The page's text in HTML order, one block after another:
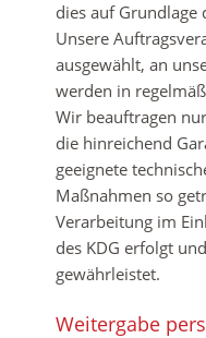
dies auf Grundlage
Unsere
ausgewählt, an
werden in
Wir beauftragen
die hinreichend
geeignete
Maßnahmen so
Verarbeitung im
des KDG erfolgt
gewährleistet.
Weitergabe